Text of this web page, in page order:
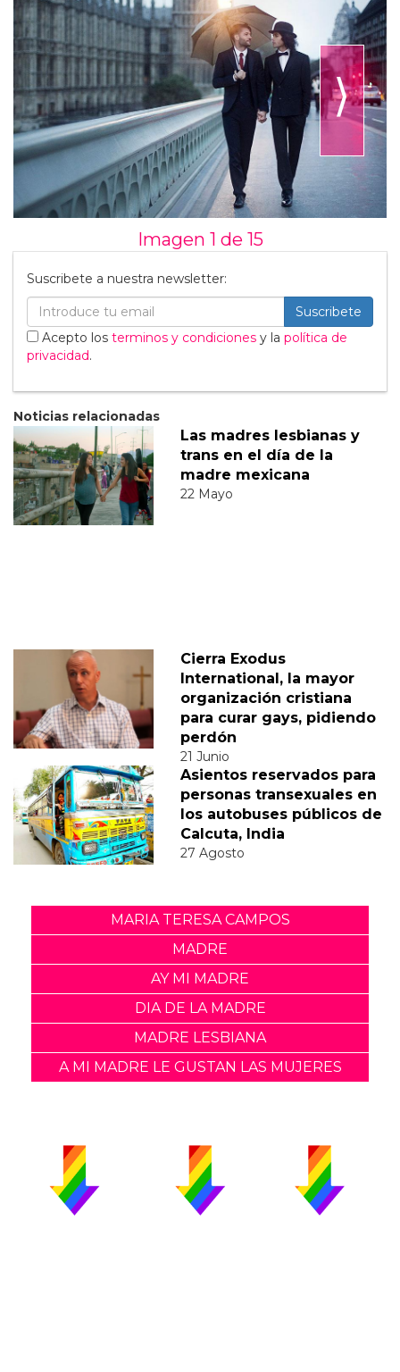
⟩
Imagen 1 de 15
Suscribete a nuestra newsletter:
Suscribete
Acepto los terminos y condiciones y la política de
privacidad.
Noticias relacionadas
Las madres lesbianas y
trans en el día de la
madre mexicana
22 Mayo
Cierra Exodus
International, la mayor
organización cristiana
para curar gays, pidiendo
perdón
21 Junio
Asientos reservados para
personas transexuales en
los autobuses públicos de
Calcuta, India
27 Agosto
MARIA TERESA CAMPOS
MADRE
AY MI MADRE
DIA DE LA MADRE
MADRE LESBIANA
A MI MADRE LE GUSTAN LAS MUJERES